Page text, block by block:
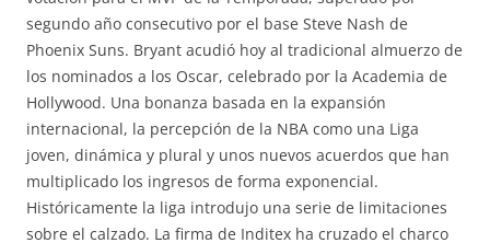
segundo año consecutivo por el base Steve Nash de
Phoenix Suns. Bryant acudió hoy al tradicional almuerzo de
los nominados a los Oscar, celebrado por la Academia de
Hollywood. Una bonanza basada en la expansión
internacional, la percepción de la NBA como una Liga
joven, dinámica y plural y unos nuevos acuerdos que han
multiplicado los ingresos de forma exponencial.
Históricamente la liga introdujo una serie de limitaciones
sobre el calzado. La firma de Inditex ha cruzado el charco